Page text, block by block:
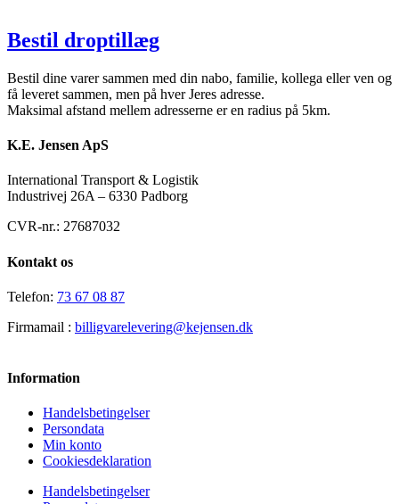
Bestil droptillæg
Bestil dine varer sammen med din nabo, familie, kollega eller ven og
få leveret sammen, men på hver Jeres adresse.
Maksimal afstand mellem adresserne er en radius på 5km.
K.E. Jensen ApS
International Transport & Logistik
Industrivej 26A – 6330 Padborg
CVR-nr.: 27687032
Kontakt os
Telefon: 73 67 08 87
Firmamail : billigvarelevering@kejensen.dk
Information
Handelsbetingelser
Persondata
Min konto
Cookiesdeklaration
Handelsbetingelser